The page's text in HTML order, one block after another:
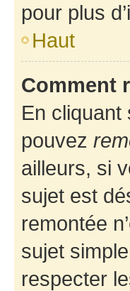
pour plus
Haut
Comment
En cliquant
pouvez
ailleurs, si
sujet est
remontée
sujet
respecter